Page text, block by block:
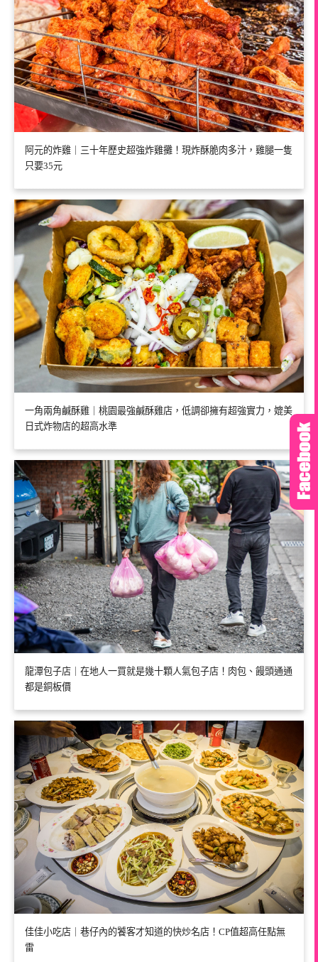
阿元的炸雞｜三十年歷史超強炸雞攤！現炸酥脆肉多汁，雞腿一隻
只要35元
一角兩角鹹酥雞｜桃園最強鹹酥雞店，低調卻擁有超強實力，媲美
日式炸物店的超高水準
龍潭包子店｜在地人一買就是幾十顆人氣包子店！肉包、饅頭通通
都是銅板價
佳佳小吃店｜巷仔內的饕客才知道的快炒名店！CP值超高任點無
雷